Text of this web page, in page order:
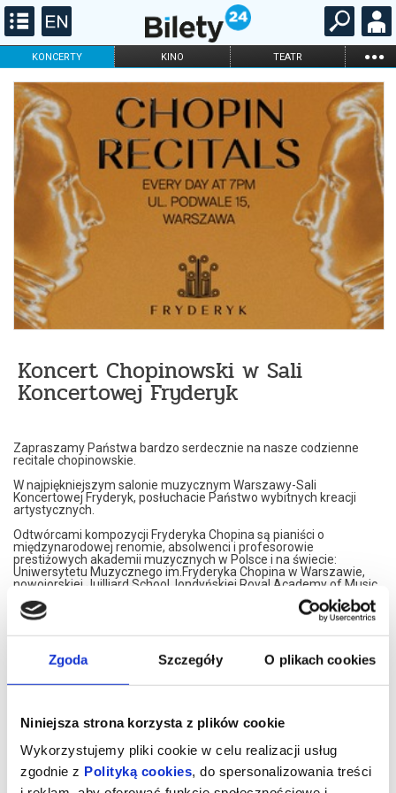
Zgoda Szczegóły O plikach cookies
Niniejsza strona korzysta z plików cookie
Wykorzystujemy pliki cookie w celu realizacji usług
zgodnie z Polityką cookies, do spersonalizowania treści
KONCERTY KINO TEATR ...
FILHARMONIA OPERA I BALET
DLA DZIECI
ONLINE KARNETY
Koncert Chopinowski w Sali
Koncertowej Fryderyk
Zapraszamy Państwa bardzo serdecznie na nasze codzienne
recitale chopinowskie.
W najpiękniejszym salonie muzycznym Warszawy-Sali
Koncertowej Fryderyk, posłuchacie Państwo wybitnych kreacji
artystycznych.
Odtwórcami kompozycji Fryderyka Chopina są pianiści o
międzynarodowej renomie, absolwenci i profesorowie
prestiżowych akademii muzycznych w Polsce i na świecie:
Uniwersytetu Muzycznego im.Fryderyka Chopina w Warszawie,
nowojorskiej Juilliard School, londyńskiej Royal Academy of Music,
Konserwatorium w Moskwie czy francuskiego Conservatoire de
Paris.
Nasi artyści przedstawiają własne interpretacje utworów
Jego kompozycje.
Artyści graja na znakomitym, koncertowym fortepianie Steinway,
Koncerty maja formę XIX spotkań muzycznych. Wnętrze,
inspirowane jest XIX wiekiem, stąd eleganckie, kryształowe
żyrandole i stylowe dodatki XIX wiecznych designerów. Sala
Koncertowa Fryderyk została uznana za najpiękniejszą sale
kameralną w Warszawie.